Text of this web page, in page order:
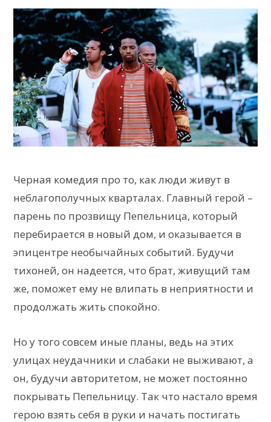
Черная комедия про то, как люди живут в
неблагополучных кварталах. Главный герой –
парень по прозвищу Пепельница, который
перебирается в новый дом, и оказывается в
эпицентре необычайных событий. Будучи
тихоней, он надеется, что брат, живущий там
же, поможет ему не влипать в неприятности и
продолжать жить спокойно.
Но у того совсем иные планы, ведь на этих
улицах неудачники и слабаки не выживают, а
он, будучи авторитетом, не может постоянно
покрывать Пепельницу. Так что настало время
герою взять себя в руки и начать постигать